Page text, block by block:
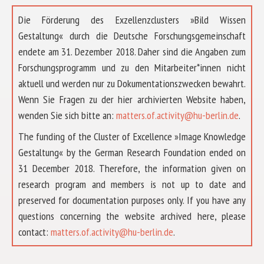
Die Förderung des Exzellenzclusters »Bild Wissen
Gestaltung« durch die Deutsche Forschungsgemeinschaft
endete am 31. Dezember 2018. Daher sind die Angaben zum
Forschungsprogramm und zu den Mitarbeiter*innen nicht
aktuell und werden nur zu Dokumentationszwecken bewahrt.
Wenn Sie Fragen zu der hier archivierten Website haben,
wenden Sie sich bitte an: matters.of.activity@hu-berlin.de.
The funding of the Cluster of Excellence »Image Knowledge
Gestaltung« by the German Research Foundation ended on
31 December 2018. Therefore, the information given on
research program and members is not up to date and
preserved for documentation purposes only. If you have any
questions concerning the website archived here, please
contact: matters.of.activity@hu-berlin.de.
ÜBER UNS